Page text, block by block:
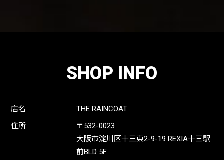
SHOP INFO
店名
THE RAINCOAT
住所
〒532-0023
大阪市淀川区十三東2-9-19 REXIA十三駅
前BLD 5F